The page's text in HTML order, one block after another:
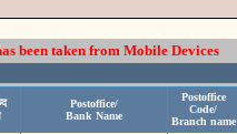
been taken from Mobile Devices
Postoffice/
Bank Name
Postoffice
Code/
Branch name